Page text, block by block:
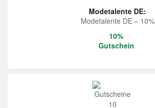
Modetalente DE:
Modetalente DE – 10%
10%
Gutschein